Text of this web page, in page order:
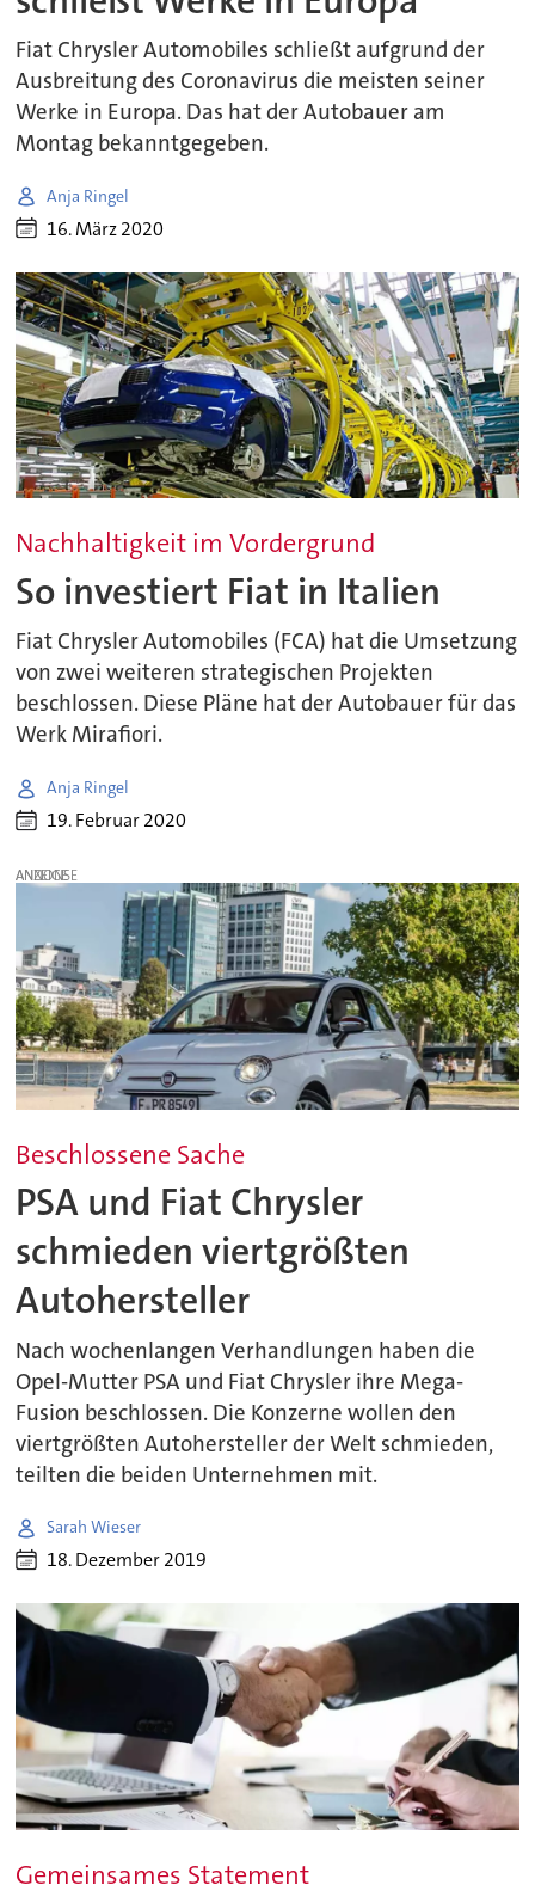
Fiat Chrysler Automobiles schließt aufgrund der
Ausbreitung des Coronavirus die meisten seiner
Werke in Europa. Das hat der Autobauer am
Montag bekanntgegeben.
Anja Ringel
16. März 2020
Nachhaltigkeit im Vordergrund
So investiert Fiat in Italien
Fiat Chrysler Automobiles (FCA) hat die Umsetzung
von zwei weiteren strategischen Projekten
beschlossen. Diese Pläne hat der Autobauer für das
Werk Mirafiori.
Anja Ringel
19. Februar 2020
ANZEIGE
Beschlossene Sache
PSA und Fiat Chrysler
schmieden viertgrößten
Autohersteller
Nach wochenlangen Verhandlungen haben die
Opel-Mutter PSA und Fiat Chrysler ihre Mega-
Fusion beschlossen. Die Konzerne wollen den
viertgrößten Autohersteller der Welt schmieden,
teilten die beiden Unternehmen mit.
Sarah Wieser
18. Dezember 2019
Gemeinsames Statement